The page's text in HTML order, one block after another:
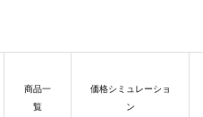
商品一
覧
価格シミュレーショ
ン